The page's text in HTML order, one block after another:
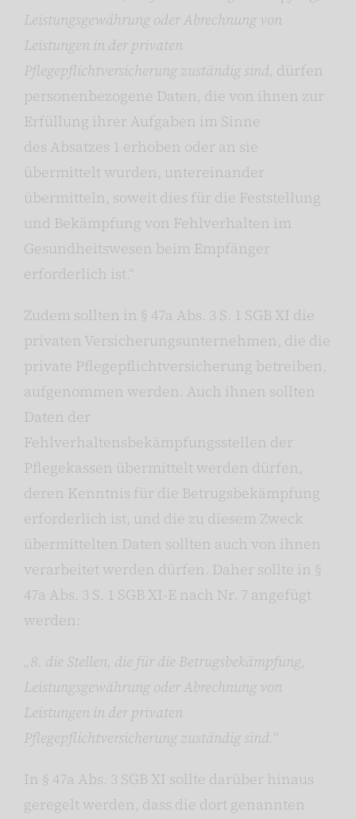
Leistungsgewährung oder Abrechnung von
Leistungen in der privaten
Pflegepflichtversicherung zuständig sind, dürfen
personenbezogene Daten, die von ihnen zur
Erfüllung ihrer Aufgaben im Sinne
des Absatzes 1 erhoben oder an sie
übermittelt wurden, untereinander
übermitteln, soweit dies für die Feststellung
und Bekämpfung von Fehlverhalten im
Gesundheitswesen beim Empfänger
erforderlich ist.“
Zudem sollten in § 47a Abs. 3 S. 1 SGB XI die
privaten Versicherungsunternehmen, die die
private Pflegepflichtversicherung betreiben,
aufgenommen werden. Auch ihnen sollten
Daten der
Fehlverhaltensbekämpfungsstellen der
Pflegekassen übermittelt werden dürfen,
deren Kenntnis für die Betrugsbekämpfung
erforderlich ist, und die zu diesem Zweck
übermittelten Daten sollten auch von ihnen
verarbeitet werden dürfen. Daher sollte in §
47a Abs. 3 S. 1 SGB XI-E nach Nr. 7 angefügt
werden:
„8. die Stellen, die für die Betrugsbekämpfung,
Leistungsgewährung oder Abrechnung von
Leistungen in der privaten
Pflegepflichtversicherung zuständig sind.“
In § 47a Abs. 3 SGB XI sollte darüber hinaus
geregelt werden, dass die dort genannten